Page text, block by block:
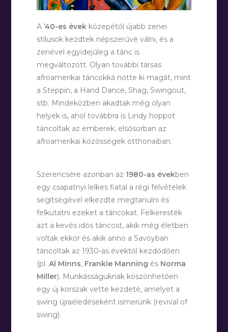
A ’40-es évek közepétől újabb zenei
stílusok kezdtek népszerűvé válni, és a
zenével egyidejűleg a tánc is
megváltozott. Olyan további társas
afroamerikai táncokká nőtte ki magát, mint
a Steppin, a Hand Dance, Shag, Swingout,
stb. Mindeközben akadtak még olyan
helyek is, ahol továbbra is Lindy hoppot
táncoltak az emberek, elsősorban az
afroamerikai közösségek otthonaiban.
Szerencsére azonban az 1980-as években
egy csapatnyi lelkes fiatal a régi felvételek
segítségével elkezdte megtanulni és
felkutatni ezeket a táncokat. Felkeresték
azt a kevés idős táncost, akik még életben
voltak ekkor és akik anno a Savoyban
táncoltak az 1930-as évektől kezdődően
(pl.Al Minns, Frankie Manning és Norma
Miller). Munkásságuknak köszönhetően
egy új korszak vette kezdeté, amelyet a
swing újraéledéseként ismerünk (revival of
swing).